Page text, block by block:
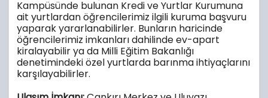
Kampüsünde bulunan Kredi ve Yurtlar Kurumuna
ait yurtlardan öğrencilerimiz ilgili kuruma başvuru
yaparak yararlanabilirler. Bunların haricinde
öğrencilerimiz imkanları dahilinde ev-apart
kiralayabilir ya da Milli Eğitim Bakanlığı
denetimindeki özel yurtlarda barınma ihtiyaçlarını
karşılayabilirler.